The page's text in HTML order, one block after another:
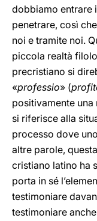
dobbiamo entrare
penetrare, così
noi e tramite noi.
piccola realtà
precristiano si
«professio» (
positivamente una
si riferisce alla
processo dove
altre parole,
cristiano latino ha
porta in sé
testimoniare
testimoniare